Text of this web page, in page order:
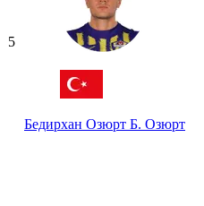
5
Бедирхан Озюрт Б. Озюрт